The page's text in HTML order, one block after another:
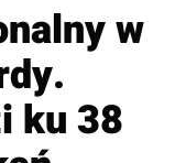
w
ku 38